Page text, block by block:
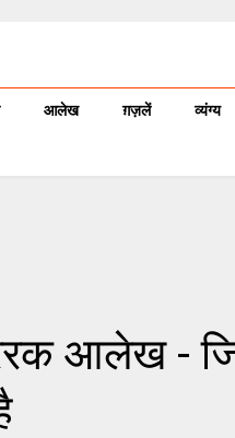
आलेख ग़ज़लें व्यंग्य
आलेख -